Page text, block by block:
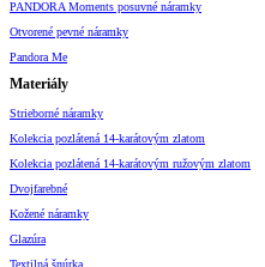
PANDORA Moments posuvné náramky
Otvorené pevné náramky
Pandora Me
Materiály
Strieborné náramky
Kolekcia pozlátená 14-karátovým zlatom
Kolekcia pozlátená 14-karátovým ružovým zlatom
Dvojfarebné
Kožené náramky
Glazúra
Textilná šnúrka